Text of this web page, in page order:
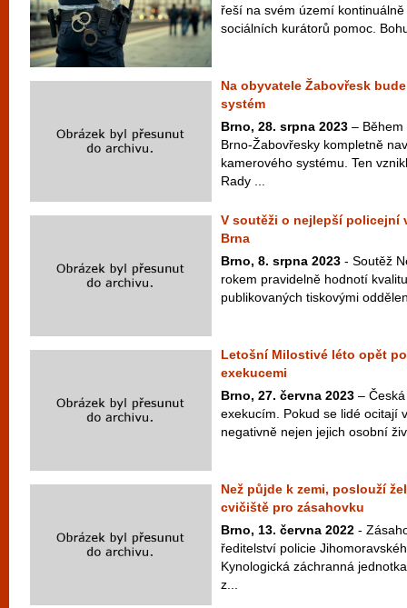
řeší na svém území
sociálních kurátorů pomoc.
Na obyvatele Žabovřesk
systém
Brno, 28. srpna 2023 – Během
Brno-Žabovřesky kompletně
kamerového systému. Ten
Rady ...
V soutěži o nejlepší policejní
Brna
Brno, 8. srpna 2023 - Soutěž
rokem pravidelně hodnotí
publikovaných tiskovými
Letošní Milostivé léto opět
exekucemi
Brno, 27. června 2023 –
exekucím. Pokud se lidé ocitají
negativně nejen jejich osobní
Než půjde k zemi, poslouží
cvičiště pro zásahovku
Brno, 13. června 2022 -
ředitelství policie
Kynologická záchranná
z...